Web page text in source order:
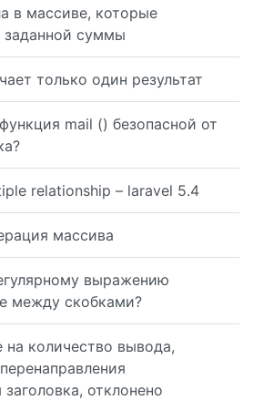
в массиве, которые
суммы
только один результат
mail () безопасной от
relationship – laravel 5.4
массива
выражению
между скобками?
на количество вывода,
отклонено